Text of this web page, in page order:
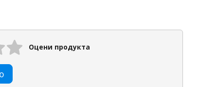
Оцени продукта